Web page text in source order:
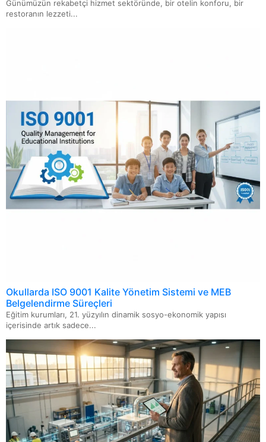
ISO 20000 Bilgi Teknolojileri Hizmet Yönetimi Sistemi
ISO 22716 Kozmetik GMP-İyi Üretim Uygulamaları
Günümüzün rekabetçi hizmet sektöründe, bir otelin konforu, bir
restoranın lezzeti...
Okullarda ISO 9001 Kalite Yönetim Sistemi ve MEB
Belgelendirme Süreçleri
Eğitim kurumları, 21. yüzyılın dinamik sosyo-ekonomik yapısı
içerisinde artık sadece...